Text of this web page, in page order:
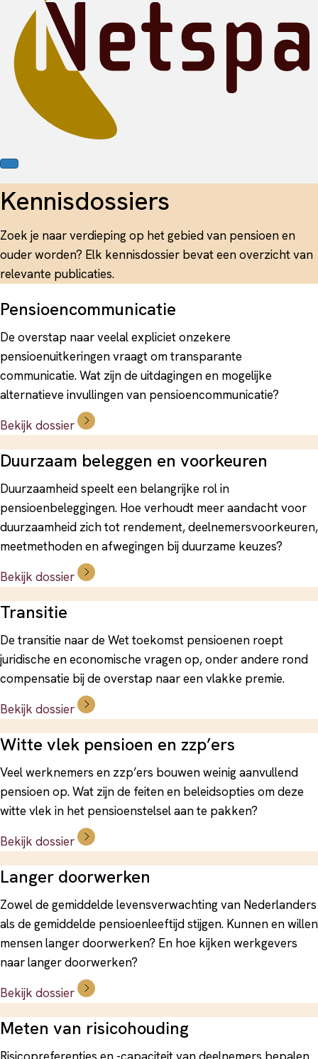
Kennisdossiers
Zoek je naar verdieping op het gebied van pensioen en
ouder worden? Elk kennisdossier bevat een overzicht van
relevante publicaties.
Pensioencommunicatie
De overstap naar veelal expliciet onzekere
pensioenuitkeringen vraagt om transparante
communicatie. Wat zijn de uitdagingen en mogelijke
alternatieve invullingen van pensioencommunicatie?
Bekijk dossier
Duurzaam beleggen en voorkeuren
Duurzaamheid speelt een belangrijke rol in
pensioenbeleggingen. Hoe verhoudt meer aandacht voor
duurzaamheid zich tot rendement, deelnemersvoorkeuren,
meetmethoden en afwegingen bij duurzame keuzes?
Bekijk dossier
Transitie
De transitie naar de Wet toekomst pensioenen roept
juridische en economische vragen op, onder andere rond
compensatie bij de overstap naar een vlakke premie.
Bekijk dossier
Witte vlek pensioen en zzp’ers
Veel werknemers en zzp’ers bouwen weinig aanvullend
pensioen op. Wat zijn de feiten en beleidsopties om deze
witte vlek in het pensioenstelsel aan te pakken?
Bekijk dossier
Langer doorwerken
Zowel de gemiddelde levensverwachting van Nederlanders
als de gemiddelde pensioenleeftijd stijgen. Kunnen en willen
mensen langer doorwerken? En hoe kijken werkgevers
naar langer doorwerken?
Bekijk dossier
Meten van risicohouding
Risicopreferenties en -capaciteit van deelnemers bepalen